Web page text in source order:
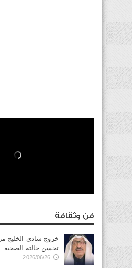
فن وثقافة
خروج شادي الخليج
تحسن حالته الصحية
2026/06/26